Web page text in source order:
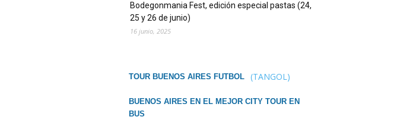
Bodegonmania Fest, edición especial pastas (24,
25 y 26 de junio)
16 junio, 2025
TOUR BUENOS AIRES FUTBOL (TANGOL)
BUENOS AIRES EN EL MEJOR CITY TOUR EN
BUS